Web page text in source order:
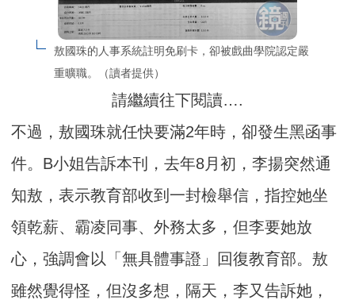
敖國珠的人事系統註明免刷卡，卻被戲曲學院認定嚴
重曠職。（讀者提供）
請繼續往下閱讀….
不過，敖國珠就任快要滿2年時，卻發生黑函事
件。B小姐告訴本刊，去年8月初，李揚突然通
知敖，表示教育部收到一封檢舉信，指控她坐
領乾薪、霸凌同事、外務太多，但李要她放
心，強調會以「無具體事證」回復教育部。敖
雖然覺得怪，但沒多想，隔天，李又告訴她，